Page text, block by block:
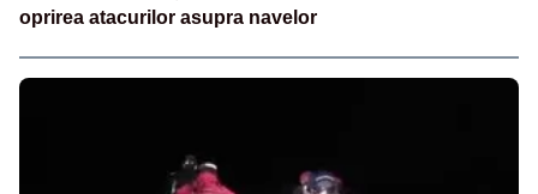
oprirea atacurilor asupra navelor